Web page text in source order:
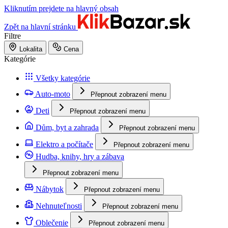
Kliknutím prejdete na hlavný obsah
Zpět na hlavní stránku
Filtre
Lokalita Cena
Kategórie
Všetky kategórie
Auto-moto
Přepnout zobrazení menu
Deti Přepnout zobrazení menu
Dům, byt a zahrada Přepnout zobrazení menu
Elektro a počítače Přepnout zobrazení menu
Hudba, knihy, hry a zábava
Přepnout zobrazení menu
Nábytok Přepnout zobrazení menu
Nehnuteľnosti Přepnout zobrazení menu
Oblečenie Přepnout zobrazení menu